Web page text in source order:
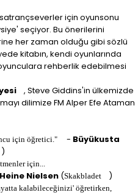
için oyunsonu
seçiyor. Bu önerilerini
her zaman olduğu gibi sözlü
kitabın, kendi oyunlarında
rehberlik edebilmesi
, Steve Giddins'in ülkemizde
dilimize FM Alper Efe Ataman
için öğretici." - Büyükusta
)
için...
Nielsen (Skakbladet
)
kalabileceğinizi' öğretirken,